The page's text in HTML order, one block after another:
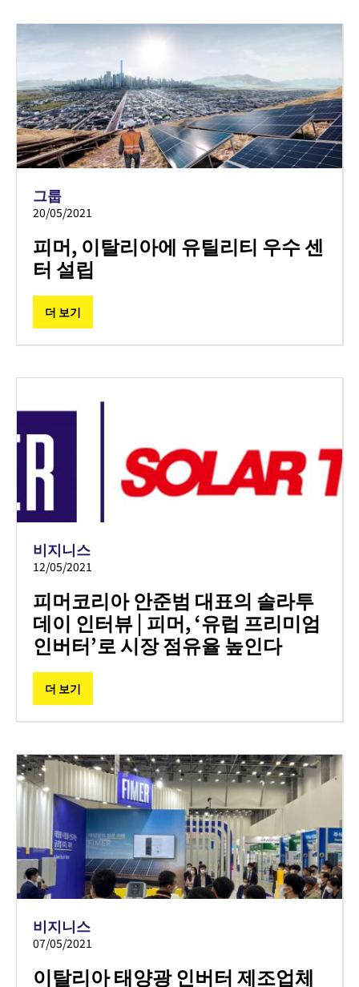
그룹
20/05/2021
피머, 이탈리아에 유틸리티 우수 센
터 설립
더 보기
비지니스
12/05/2021
피머코리아 안준범 대표의 솔라투
데이 인터뷰 | 피머, ‘유럽 프리미엄
인버터’로 시장 점유율 높인다
더 보기
비지니스
07/05/2021
이탈리아 태양광 인버터 제조업체